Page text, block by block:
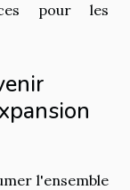
pour les
l'ensemble